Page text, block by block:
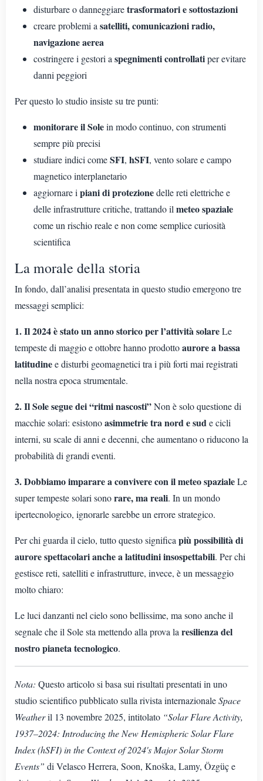
disturbare o danneggiaretrasformatori e sottostazioni
creare problemi a satelliti, comunicazioni radio,
navigazione aerea
costringere i gestori a spegnimenti controllatiper evitare
danni peggiori
Per questo lo studio insiste su tre punti:
monitorare il Solein modo continuo, con strumenti
sempre più precisi
studiare indici comeSFI, hSFI, vento solare e campo
magnetico interplanetario
aggiornare i piani di protezionedelle reti elettriche e
delle infrastrutture critiche, trattando il meteo spaziale
come un rischio reale e non come semplice curiosità
scientifica
La morale della storia
In fondo, dall’analisi presentata in questo studio emergono tre
messaggi semplici:
1. Il 2024 è stato un anno storico per l’attività solareLe
tempeste di maggio e ottobre hanno prodottoaurore a bassa
latitudinee disturbi geomagnetici tra i più forti mai registrati
nella nostra epoca strumentale.
2. Il Sole segue dei “ritmi nascosti”Non è solo questione di
macchie solari: esistonoasimmetrie tra nord e sude cicli
interni, su scale di anni e decenni, che aumentano o riducono la
probabilità di grandi eventi.
3. Dobbiamo imparare a convivere con il meteo spazialeLe
super tempeste solari sonorare, ma reali. In un mondo
ipertecnologico, ignorarle sarebbe un errore strategico.
Per chi guarda il cielo, tutto questo significa più possibilità di
aurore spettacolari anche a latitudini insospettabili. Per chi
gestisce reti, satelliti e infrastrutture, invece, è un messaggio
molto chiaro:
Le luci danzanti nel cielo sono bellissime, ma sono anche il
segnale che il Sole sta mettendo alla prova la resilienza del
nostro pianeta tecnologico.
Nota: Questo articolo si basa sui risultati presentati in uno
studio scientifico pubblicato sulla rivista internazionaleSpace
Weatheril 13 novembre 2025, intitolato “Solar Flare Activity,
1937–2024: Introducing the New Hemispheric Solar Flare
Index (hSFI) in the Context of 2024's Major Solar Storm
Events” di Velasco Herrera, Soon, Knoška, Lamy, Özgüç e